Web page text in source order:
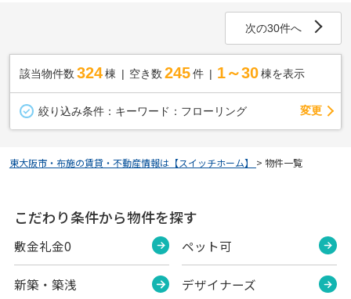
次の30件へ
該当物件数 324棟 空き数 245 件 1～30 棟を表示
絞り込み条件： キーワード：フローリング 変更
東大阪市・布施の賃貸・不動産情報は【スイッチホーム】 > 物件一覧
こだわり条件から物件を探す
敷金礼金0
新築・築浅
ペット可
デザイナーズ